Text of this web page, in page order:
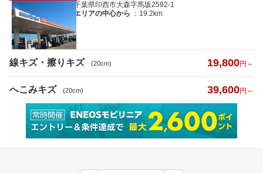
千葉県印西市大森字馬坂2592-1
エリアの中心から
：19.2km
線キズ・擦りキズ (20cm) 19,800円～
へこみキズ (20cm) 39,600円～